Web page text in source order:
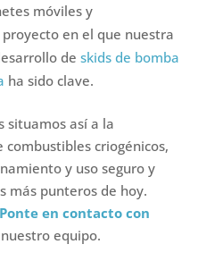
móviles y
en el que nuestra
de skids de bomba
ha sido clave.
situamos así a la
criogénicos,
y uso seguro y
más punteros de hoy.
Ponte en contacto con
equipo.